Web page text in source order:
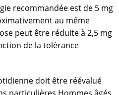
recommandée est de 5 mg
au même
peut être réduite à 2,5 mg
de la tolérance
doit être réévalué